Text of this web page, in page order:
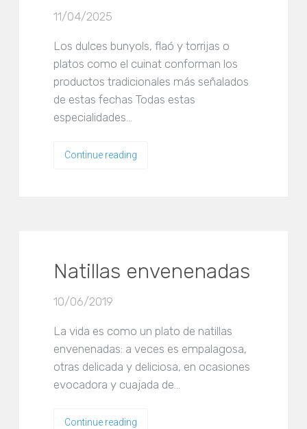
11/04/2025
Los dulces bunyols, flaó y torrijas o
platos como el cuinat conforman los
productos tradicionales más señalados
de estas fechas Todas estas
especialidades…
Continue reading
Natillas envenenadas
10/06/2019
La vida es como un plato de natillas
envenenadas: a veces es empalagosa,
otras delicada y deliciosa, en ocasiones
evocadora y cuajada de…
Continue reading